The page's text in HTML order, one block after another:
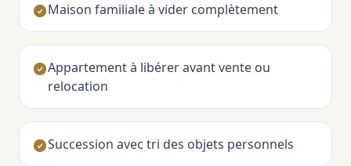
Maison familiale à vider complètement
Appartement à libérer avant vente ou
relocation
Succession avec tri des objets personnels